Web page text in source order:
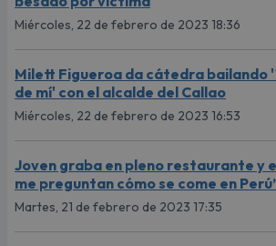
Miércoles, 22 de febrero de 2023 18:36
Milett Figueroa da cátedra bailando
de mí' con el alcalde del Callao
Miércoles, 22 de febrero de 2023 16:53
Joven graba en pleno restaurante y
me preguntan cómo se come en
Martes, 21 de febrero de 2023 17:35